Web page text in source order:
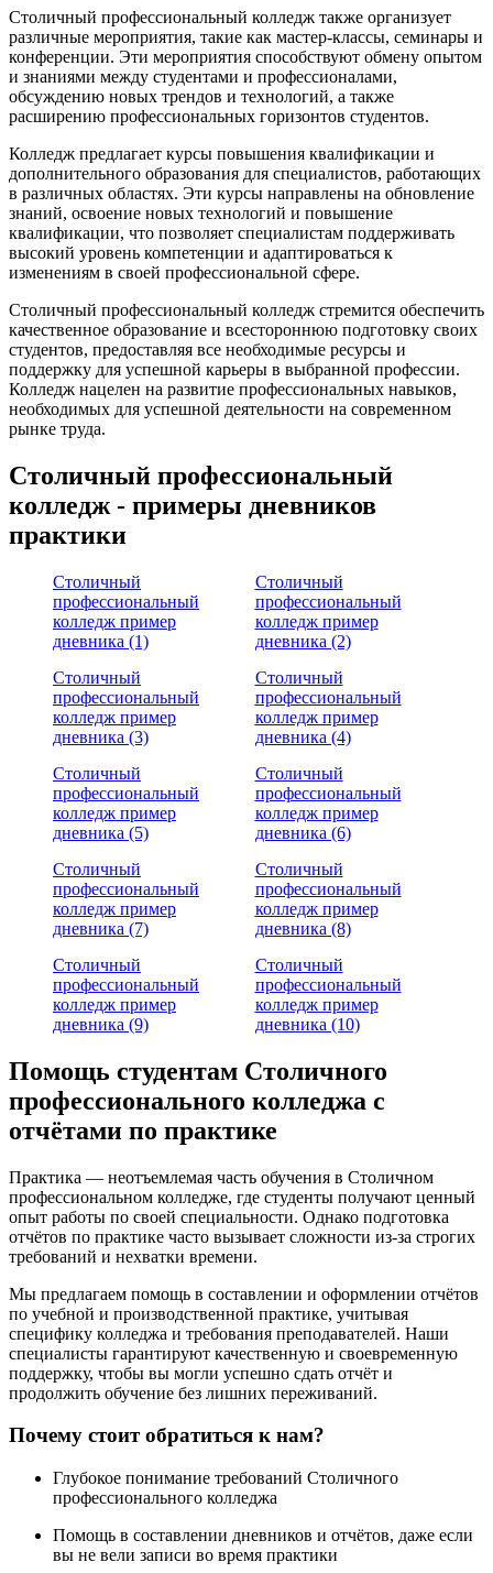
Столичный профессиональный колледж также организует
различные мероприятия, такие как мастер-классы, семинары и
конференции. Эти мероприятия способствуют обмену опытом
и знаниями между студентами и профессионалами,
обсуждению новых трендов и технологий, а также
расширению профессиональных горизонтов студентов.
Колледж предлагает курсы повышения квалификации и
дополнительного образования для специалистов, работающих
в различных областях. Эти курсы направлены на обновление
знаний, освоение новых технологий и повышение
квалификации, что позволяет специалистам поддерживать
высокий уровень компетенции и адаптироваться к
изменениям в своей профессиональной сфере.
Столичный профессиональный колледж стремится обеспечить
качественное образование и всестороннюю подготовку своих
студентов, предоставляя все необходимые ресурсы и
поддержку для успешной карьеры в выбранной профессии.
Колледж нацелен на развитие профессиональных навыков,
необходимых для успешной деятельности на современном
рынке труда.
Столичный профессиональный
колледж - примеры дневников
практики
Столичный
профессиональный
колледж пример
дневника (1)
Столичный
профессиональный
колледж пример
дневника (2)
Столичный
профессиональный
колледж пример
дневника (3)
Столичный
профессиональный
колледж пример
дневника (4)
Столичный
профессиональный
колледж пример
дневника (5)
Столичный
профессиональный
колледж пример
дневника (6)
Столичный
профессиональный
колледж пример
дневника (7)
Столичный
профессиональный
колледж пример
дневника (8)
Столичный
профессиональный
колледж пример
дневника (9)
Столичный
профессиональный
колледж пример
дневника (10)
Помощь студентам Столичного
профессионального колледжа с
отчётами по практике
Практика — неотъемлемая часть обучения в Столичном
профессиональном колледже, где студенты получают ценный
опыт работы по своей специальности. Однако подготовка
отчётов по практике часто вызывает сложности из-за строгих
требований и нехватки времени.
Мы предлагаем помощь в составлении и оформлении отчётов
по учебной и производственной практике, учитывая
специфику колледжа и требования преподавателей. Наши
специалисты гарантируют качественную и своевременную
поддержку, чтобы вы могли успешно сдать отчёт и
продолжить обучение без лишних переживаний.
Почему стоит обратиться к нам?
Глубокое понимание требований Столичного
профессионального колледжа
Помощь в составлении дневников и отчётов, даже если
вы не вели записи во время практики